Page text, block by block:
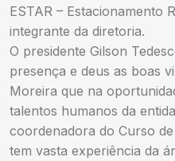
ESTAR – Estacionamento
integrante da diretoria.
O presidente Gilson
presença e deus as boas
Moreira que na
talentos humanos da
coordenadora do Curso
tem vasta experiência da